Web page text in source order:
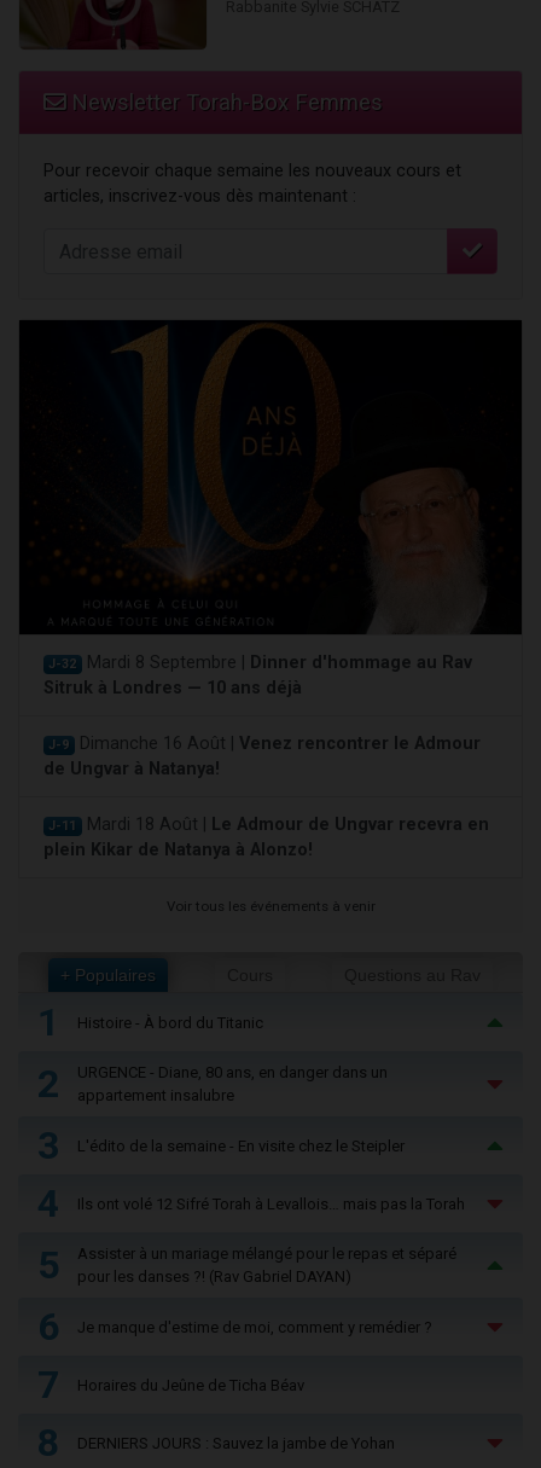
Newsletter Torah-Box Femmes
Pour recevoir chaque semaine les nouveaux cours et
articles, inscrivez-vous dès maintenant :
J-32 Mardi 8 Septembre |
Dinner d'hommage au Rav
Sitruk à Londres — 10 ans déjà
J-9 Dimanche 16 Août | Venez rencontrer le Admour
de Ungvar à Natanya!
J-11 Mardi 18 Août |
Le Admour de Ungvar recevra en
plein Kikar de Natanya à Alonzo!
Voir tous les événements à venir
+ Populaires
1 Histoire - À bord du Titanic
2
URGENCE - Diane, 80 ans, en danger dans un
appartement insalubre
3 L'édito de la semaine - En visite chez le Steipler
4 Ils ont volé 12 Sifré Torah à Levallois… mais pas la Torah
5
Assister à un mariage mélangé pour le repas et séparé
pour les danses ?! (Rav Gabriel DAYAN)
6 Je manque d'estime de moi, comment y remédier ?
7 Horaires du Jeûne de Ticha Béav
8 DERNIERS JOURS : Sauvez la jambe de Yohan